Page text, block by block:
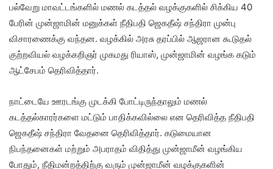
பல்வேறு மாவட்டங்களில் மணல் கடத்தல் வழக்குகளில் சிக்கிய 40
பேரின் முன்ஜாமின் மனுக்கள் நீதிபதி ஜெகதீஷ் சந்திரா முன்பு
விசாரணைக்கு வந்தன. வழக்கில் அரசு தரப்பில் ஆஜரான கூடுதல்
குற்றவியல் வழக்கறிஞர் முகமது ரியாஸ், முன்ஜாமின் வழங்க கடும்
ஆட்சேபம் தெரிவித்தார்.
நாட்டையே ஊரடங்கு முடக்கி போட்டிருந்தாலும் மணல்
கடத்தல்காரர்களை மட்டும் பாதிக்கவில்லை என தெரிவித்த நீதிபதி
ஜெகதீஷ் சந்திரா வேதனை தெரிவித்தார். கடுமையான
நிபந்தனைகள் மற்றும் அபராதம் விதித்து முன்ஜாமீன் வழங்கிய
போதும், நீதிமன்றத்திற்கு வரும் முன்ஜாமீன் வழக்குகளின்